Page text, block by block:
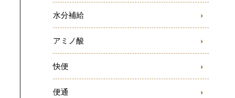
水分補給
アミノ酸
快便
便通